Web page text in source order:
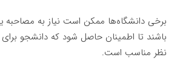
برخی دانشگاه‌ها ممکن است نیاز به مصاحبه
باشند تا اطمینان حاصل شود که دانشجو
نظر مناسب است.